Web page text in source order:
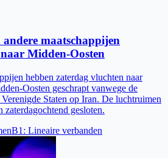
maatschappijen
Midden-Oosten
hebben zaterdag vluchten naar
Oosten geschrapt vanwege de
Staten op Iran. De luchtruimen
gesloten.
B1 : Lineaire verbanden